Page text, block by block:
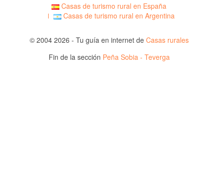
Casas de turismo rural en España
Casas de turismo rural en Argentina
© 2004 2026 - Tu guía en internet de Casas rurales
Fin de la sección Peña Sobia - Teverga